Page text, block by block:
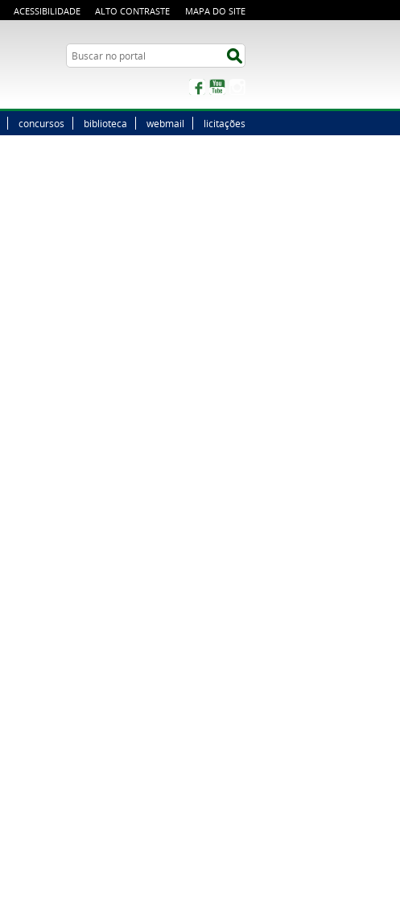
ACESSIBILIDADE ALTO CONTRASTE MAPA DO SITE
Buscar no portal
Facebook
concursos biblioteca webmail licitações